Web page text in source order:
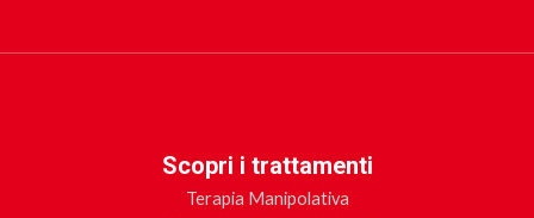
Scopri i trattamenti
Terapia Manipolativa